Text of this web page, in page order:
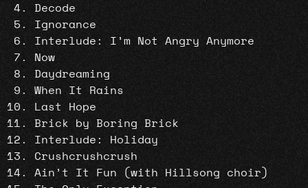
Decode
Ignorance
Interlude: I’m Not Angry Anymore
Now
Daydreaming
When It Rains
Last Hope
Brick by Boring Brick
Interlude: Holiday
Crushcrushcrush
Ain’t It Fun (with Hillsong choir)